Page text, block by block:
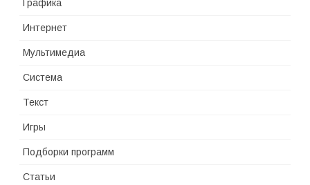
Графика
Интернет
Мультимедиа
Система
Текст
Игры
Подборки программ
Статьи